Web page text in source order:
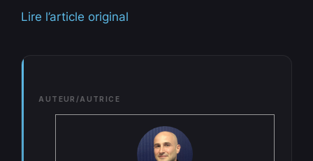
Lire l’article original
AUTEUR/AUTRICE